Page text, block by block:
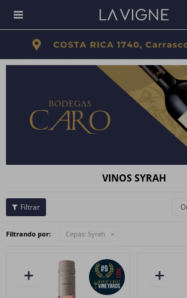

VINOS SYRAH
Filtrando por: Cepas: Syrah